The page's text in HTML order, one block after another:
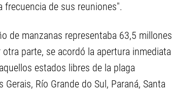
frecuencia de sus reuniones".
de manzanas representaba 63,5 millones
parte, se acordó la apertura inmediata
estados libres de la plaga
Río Grande do Sul, Paraná, Santa